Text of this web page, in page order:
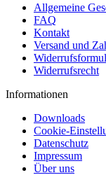
Allgemeine
FAQ
Kontakt
Versand und
Widerrufsrecht
Informationen
Downloads
Cookie-
Datenschutz
Impressum
Über uns